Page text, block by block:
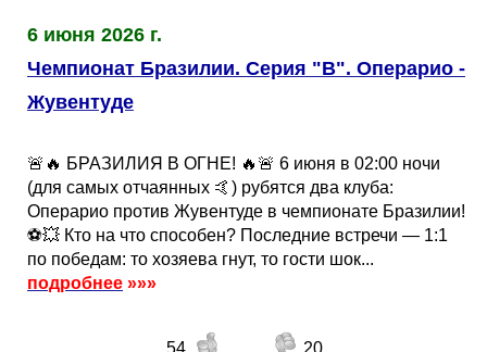
6 июня 2026 г.
Чемпионат Бразилии. Серия "B". Операрио -
Жувентуде
🚨🔥 БРАЗИЛИЯ В ОГНЕ! 🔥🚨 6 июня в 02:00 ночи
(для самых отчаянных 🤙) рубятся два клуба:
Операрио против Жувентуде в чемпионате Бразилии!
⚽️💥 Кто на что способен? Последние встречи — 1:1
по победам: то хозяева гнут, то гости шок...
подробнее »»»
54
20